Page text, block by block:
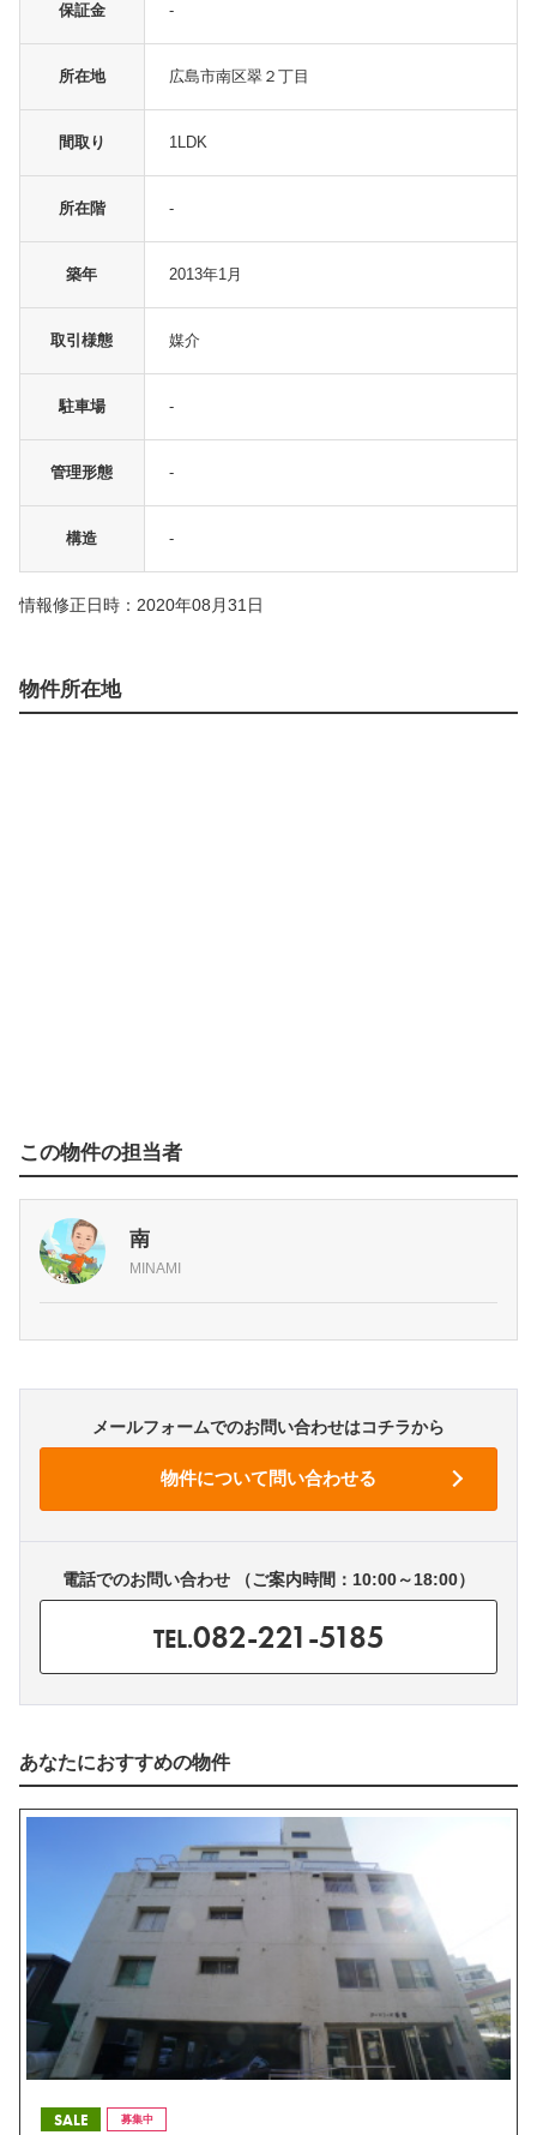
保証金 -
所在地 広島市南区翠２丁目
間取り 1LDK
所在階 -
築年 2013年1月
取引様態 媒介
駐車場 -
管理形態 -
構造 -
情報修正日時：2020年08月31日
物件所在地
この物件の担当者
南
MINAMI
メールフォームでのお問い合わせはコチラから
電話でのお問い合わせ （ご案内時間：10:00～18:00）
TEL.082-221-5185
あなたにおすすめの物件
SALE 募集中